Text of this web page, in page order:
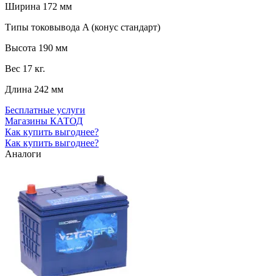
Ширина 172 мм
Типы токовывода A (конус стандарт)
Высота 190 мм
Вес 17 кг.
Длина 242 мм
Бесплатные услуги
Магазины КАТОД
Как купить выгоднее?
Как купить выгоднее?
Аналоги